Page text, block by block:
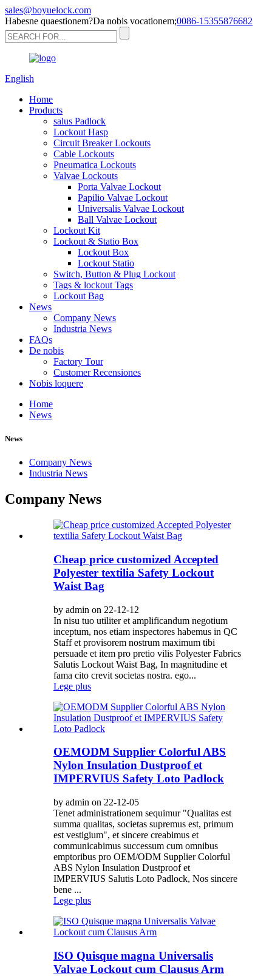
sales@boyuelock.com
Habesne quaestionem?Da nobis vocationem;0086-15355876682
English
Home
Products
salus Padlock
Lockout Hasp
Circuit Breaker Lockouts
Cable Lockouts
Pneumatica Lockouts
Valvae Lockouts
Porta Valvae Lockout
Papilio Valvae Lockout
Universalis Valvae Lockout
Ball Valvae Lockout
Lockout Kit
Lockout & Statio Box
Lockout Box
Lockout Statio
Switch, Button & Plug Lockout
Tags & lockout Tags
Lockout Bag
News
Company News
Industria News
FAQs
De nobis
Factory Tour
Customer Recensiones
Nobis loquere
Home
News
News
Company News
Industria News
Company News
Cheap price customized Accepted
Polyester textilia Safety Lockout
Waist Bag
by admin on 22-12-12
In nisu tuo utiliter et amplificandum negotium
inceptum, nos etiam inspectores habemus in QC
Staff et provisorem nostrum maximum tibi
persuade et item pro pretio vilis Polyester Fabrics
Salutis Lockout Waist Bag, In magnitudine et
fama cito crevit societas nostra. ego...
Lege plus
OEMODM Supplier Colorful ABS
Nylon Insulation Dustproof et
IMPERVIUS Safety Loto Padlock
by admin on 22-12-05
Tenet administrationem sequimur "Qualitas est
summa qualitas, societas supremus est, primum
est vestigium", et sincere creabimus et
communicabimus successum cum omnibus
emptoribus pro OEM/ODM Supplier Colorful
ABS Nylon Insulation Dustproof et
IMPERVIUS Salutis Loto Padlock, Nos sincere
bene ...
Lege plus
ISO Quisque magna Universalis
Valvae Lockout cum Clausus Arm